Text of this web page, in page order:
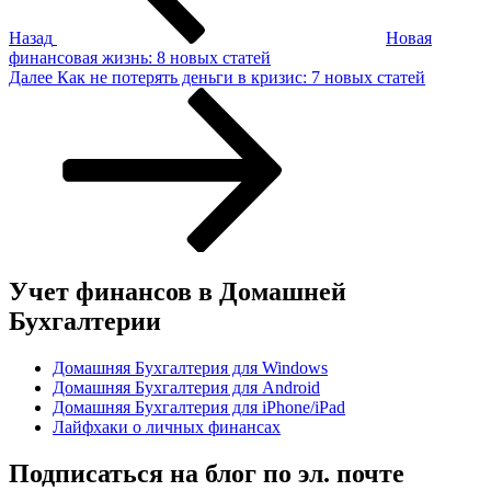
Назад
Новая
финансовая жизнь: 8 новых статей
Следующая
Далее Как не потерять деньги в кризис: 7 новых статей
Учет финансов в Домашней
Бухгалтерии
Домашняя Бухгалтерия для Windows
Домашняя Бухгалтерия для Android
Домашняя Бухгалтерия для iPhone/iPad
Лайфхаки о личных финансах
Подписаться на блог по эл. почте